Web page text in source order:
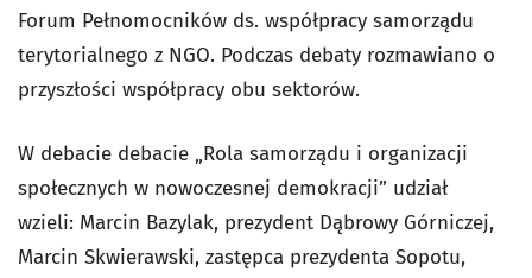
Forum Pełnomocników ds. współpracy samorządu
terytorialnego z NGO. Podczas debaty rozmawiano o
przyszłości współpracy obu sektorów.
W debacie debacie „Rola samorządu i organizacji
społecznych w nowoczesnej demokracji” udział
wzieli: Marcin Bazylak, prezydent Dąbrowy Górniczej,
Marcin Skwierawski, zastępca prezydenta Sopotu,